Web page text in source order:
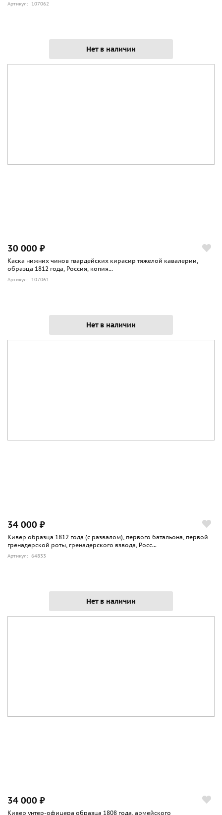
Артикул: 107062
Нет в наличии
30 000 ₽
Каска нижних чинов гвардейских кирасир тяжелой кавалерии,
образца 1812 года, Россия, копия...
Артикул: 107061
Нет в наличии
34 000 ₽
Кивер образца 1812 года (с развалом), первого батальона, первой
гренадерской роты, гренадерского взвода, Росс...
Артикул: 64833
Нет в наличии
34 000 ₽
Кивер унтер-офицера образца 1808 года, армейского